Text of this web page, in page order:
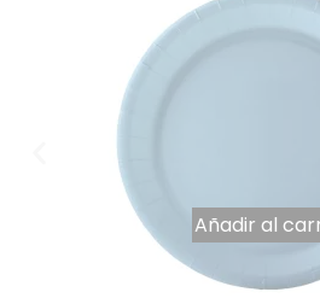
Añadir al